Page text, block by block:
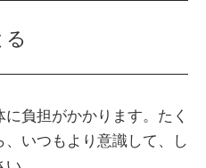
負担がかかります。たく
いつもより意識して、し